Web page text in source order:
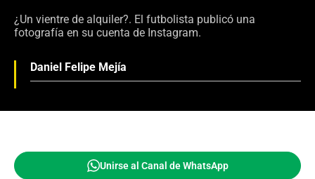
¿Un vientre de alquiler?. El futbolista publicó una
fotografía en su cuenta de Instagram.
Daniel Felipe Mejía
Unirse al Canal de WhatsApp